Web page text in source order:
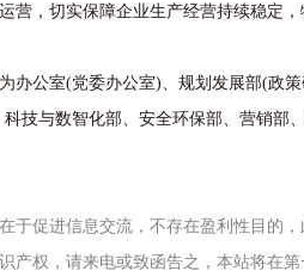
营，切实保障企业生产经营持续稳定，
公室(党委办公室)、规划发展部(政
技与数智化部、安全环保部、营销部
于促进信息交流，不存在盈利性目的
产权，请来电或致函告之，本站将在第